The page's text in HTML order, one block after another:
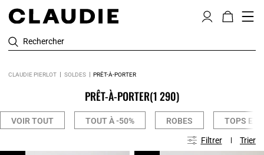
Rechercher
CLAUDIE PIERLOT SOLDES PRÊT-À-PORTER
PRÊT-À-PORTER(1 290)
VOIR TOUT TOUT À -50% ROBES TOPS ET
Filtrer Trier